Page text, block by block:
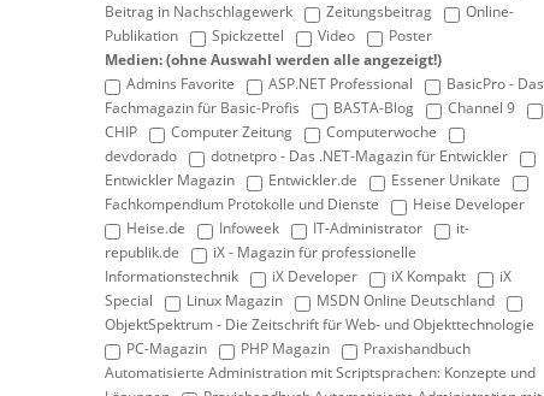
Beitrag in Nachschlagewerk
Zeitungsbeitrag
Online-
Publikation
Spickzettel Video
Poster
Medien: (ohne Auswahl werden alle angezeigt!)
Admins Favorite
ASP.NET Professional
BasicPro - Das
Fachmagazin für Basic-Profis
BASTA-Blog
Channel 9
CHIP
Computer Zeitung
Computerwoche
devdorado
dotnetpro - Das .NET-Magazin für Entwickler
Entwickler Magazin
Entwickler.de
Essener Unikate
Fachkompendium Protokolle und Dienste
Heise Developer
Heise.de
Infoweek IT-Administrator
it-
republik.de
iX - Magazin für professionelle
Informationstechnik
iX Developer iX Kompakt
iX
Special
Linux Magazin
MSDN Online Deutschland
ObjektSpektrum - Die Zeitschrift für Web- und Objekttechnologie
PC-Magazin
PHP Magazin
Praxishandbuch
Automatisierte Administration mit Scriptsprachen: Konzepte und